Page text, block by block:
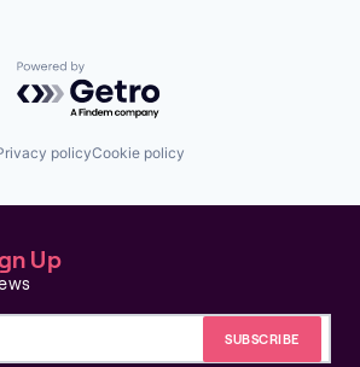
Powered by Getro.com
policyCookie policy
Up